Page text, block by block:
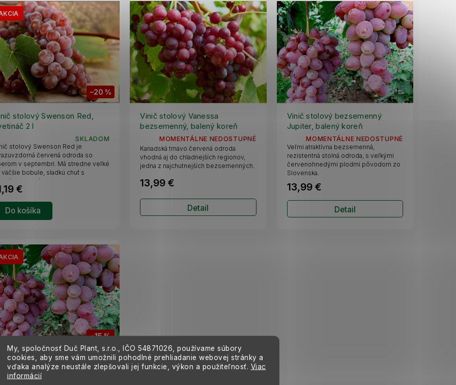
My, spoločnosť Duč Plant, s.r.o., IČO 54871026,
používame súbory
cookies, aby sme vám umožnili pohodlné prehliadanie webovej stránky a
vďaka analýze neustále zlepšovali jej funkcie, výkon a použiteľnosť. Viac
informácií
–20 %
stolový Swenson Red,
2 l
SKLADOM
€
Do košíka
stolový Swenson Red je
červená odroda so
v septembri. Má stredne veľké
väčšie bobule, sladkú chuť s
ovocným...
Vinič stolový Vanessa
bezsemenný, balený koreň
MOMENTÁLNE NEDOSTUPNÉ
13,99 €
Detail
Kanadská tmavo červená odroda
vhodná aj do chladnejších regionov,
jedna z najchutnejších bezsemenných.
Vinič stolový bezsemenný
Jupiter, balený koreň
MOMENTÁLNE NEDOSTUPNÉ
13,99 €
Detail
Veľmi atraktívna bezsemenná,
rezistentná stolná odroda, s veľkými
červenohnedými plodmi pôvodom zo
Slovenska.
–15 %
stolový bezsemenný
vyviazaný, výška 40-60
kvetináč 2 l